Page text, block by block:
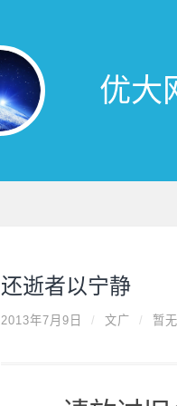
优大
还逝者以宁静
2013年7月9日 / 文广 / 暂